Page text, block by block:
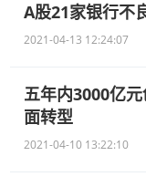
A股21家银行不
2021-04-13 12:24:07
五年内3000亿
面转型
2021-04-10 13:22:10